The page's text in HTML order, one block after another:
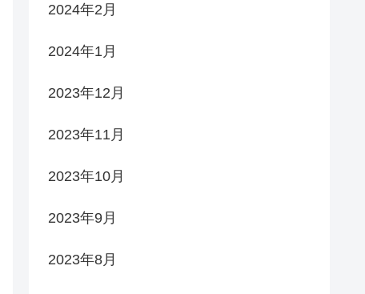
2024年2月
2024年1月
2023年12月
2023年11月
2023年10月
2023年9月
2023年8月